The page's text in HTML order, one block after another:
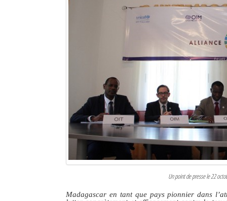
Un point de presse le 22
Madagascar en tant que pays pionnier dans